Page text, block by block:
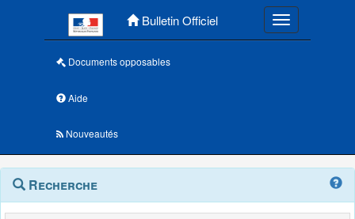
Bulletin Officiel Toggle
Documents opposables
Aide
Nouveautés
Navigation
outils
Menu
contextuel
Recherche